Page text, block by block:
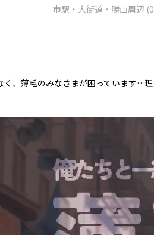
市駅・大街道・勝山周辺
く、薄毛のみなさまが困っています…